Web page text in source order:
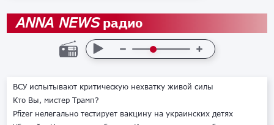
ANNA NEWSрадио
ВСУ испытывают критическую нехватку живой силы
Кто Вы, мистер Трамп?
Pfizer нелегально тестирует вакцину на украинских детях